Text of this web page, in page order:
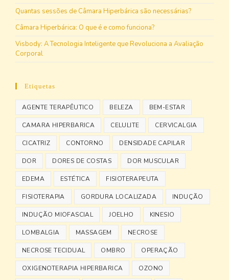
Quantas sessões de Câmara Hiperbárica são necessárias?
Câmara Hiperbárica: O que é e como funciona?
Visbody: A Tecnologia Inteligente que Revoluciona a Avaliação
Corporal
Etiquetas
AGENTE TERAPÊUTICO BELEZA BEM-ESTAR
CAMARA HIPERBARICA CELULITE CERVICALGIA
CICATRIZ CONTORNO DENSIDADE CAPILAR
DOR DORES DE COSTAS DOR MUSCULAR
EDEMA ESTÉTICA FISIOTERAPEUTA
FISIOTERAPIA GORDURA LOCALIZADA INDUÇÃO
INDUÇÃO MIOFASCIAL JOELHO KINESIO
LOMBALGIA MASSAGEM NECROSE
NECROSE TECIDUAL OMBRO OPERAÇÃO
OXIGENOTERAPIA HIPERBARICA OZONO